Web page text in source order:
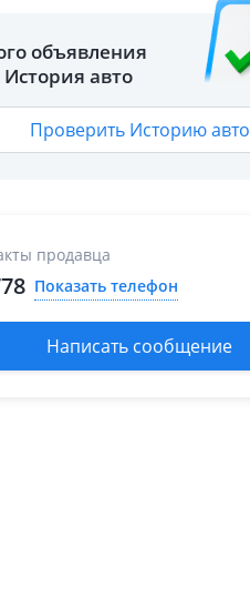
объявления
История авто
Проверить Историю авто
продавца
Показать телефон
Написать сообщение